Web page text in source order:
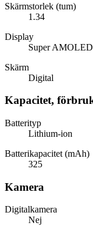
Skärmstorlek (tum)
1.34
Display
Super AMOLED
Skärm
Digital
Kapacitet,
Batterityp
Lithium-ion
Batterikapacitet (mAh)
325
Kamera
Digitalkamera
Nej